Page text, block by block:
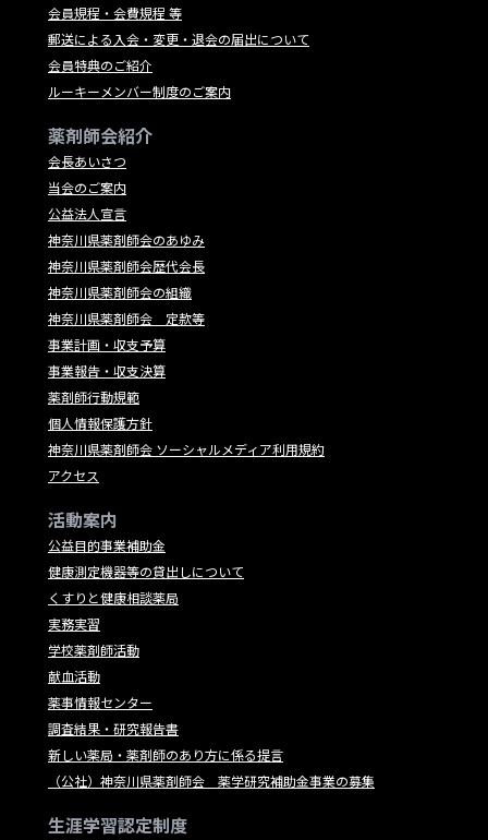
会員規程・会費規程 等
郵送による入会・変更・退会の届出について
会員特典のご紹介
ルーキーメンバー制度のご案内
薬剤師会紹介
会長あいさつ
当会のご案内
公益法人宣言
神奈川県薬剤師会のあゆみ
神奈川県薬剤師会歴代会長
神奈川県薬剤師会の組織
神奈川県薬剤師会 定款等
事業計画・収支予算
事業報告・収支決算
薬剤師行動規範
個人情報保護方針
神奈川県薬剤師会 ソーシャルメディア利用規約
アクセス
活動案内
公益目的事業補助金
健康測定機器等の貸出しについて
くすりと健康相談薬局
実務実習
学校薬剤師活動
献血活動
薬事情報センター
調査結果・研究報告書
新しい薬局・薬剤師のあり方に係る提言
（公社）神奈川県薬剤師会 薬学研究補助金事業の募集
生涯学習認定制度